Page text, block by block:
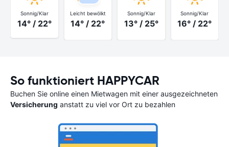
Sonnig/Klar
14° / 22°
Leicht bewölkt
14° / 22°
Sonnig/Klar
13° / 25°
Sonnig/Klar
16° / 22°
So funktioniert HAPPYCAR
Buchen Sie online einen Mietwagen mit einer ausgezeichneten
Versicherung anstatt zu viel vor Ort zu bezahlen